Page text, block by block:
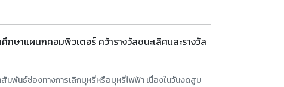
ษาแผนกคอมพิวเตอร์ คว้ารางวัลชนะเลิศและรางวัล
มพันธ์ช่องทางการเลิกบุหรี่หรือบุหรี่ไฟฟ้า เนื่องในวันงดสูบ